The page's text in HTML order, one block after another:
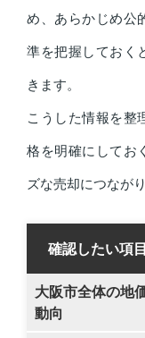
め、あらかじめ公
準を把握しておく
きます。
こうした情報を整
格を明確にしてお
ズな売却につながり
確認したい項目
大阪市全体の地
動向